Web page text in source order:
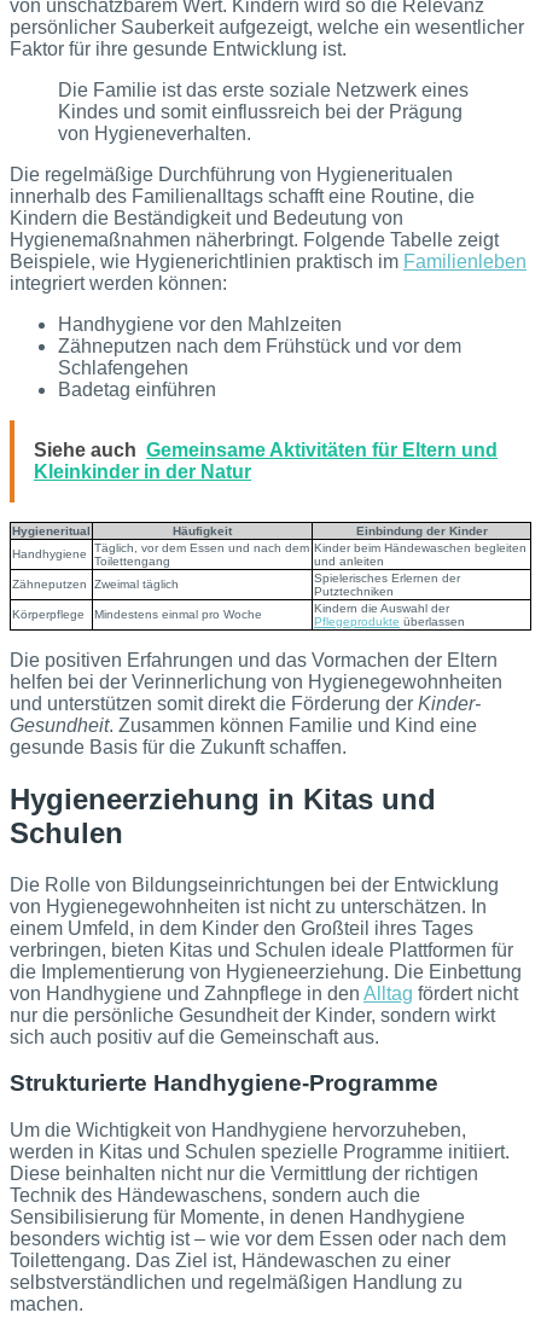
von unschätzbarem Wert. Kindern wird so die Relevanz
persönlicher Sauberkeit aufgezeigt, welche ein wesentlicher
Faktor für ihre gesunde Entwicklung ist.
Die Familie ist das erste soziale Netzwerk eines
Kindes und somit einflussreich bei der Prägung
von Hygieneverhalten.
Die regelmäßige Durchführung von Hygieneritualen
innerhalb des Familienalltags schafft eine Routine, die
Kindern die Beständigkeit und Bedeutung von
Hygienemaßnahmen näherbringt. Folgende Tabelle zeigt
Beispiele, wie Hygienerichtlinien praktisch im Familienleben
integriert werden können:
Handhygiene vor den Mahlzeiten
Zähneputzen nach dem Frühstück und vor dem
Schlafengehen
Badetag einführen
Siehe auch Gemeinsame Aktivitäten für Eltern und
Kleinkinder in der Natur
Hygieneritual Häufigkeit
Einbindung der Kinder
Handhygiene
Täglich, vor dem Essen und nach dem
Toilettengang
Kinder beim Händewaschen begleiten
und anleiten
Zähneputzen
Zweimal täglich
Spielerisches Erlernen der
Putztechniken
Körperpflege
Mindestens einmal pro Woche
Kindern die Auswahl der
Pflegeprodukte überlassen
Die positiven Erfahrungen und das Vormachen der Eltern
helfen bei der Verinnerlichung von Hygienegewohnheiten
und unterstützen somit direkt die Förderung der Kinder-
Gesundheit. Zusammen können Familie und Kind eine
gesunde Basis für die Zukunft schaffen.
Hygieneerziehung in Kitas und
Schulen
Die Rolle von Bildungseinrichtungen bei der Entwicklung
von Hygienegewohnheiten ist nicht zu unterschätzen. In
einem Umfeld, in dem Kinder den Großteil ihres Tages
verbringen, bieten Kitas und Schulen ideale Plattformen für
die Implementierung von Hygieneerziehung. Die Einbettung
von Handhygiene und Zahnpflege in den Alltag fördert nicht
nur die persönliche Gesundheit der Kinder, sondern wirkt
sich auch positiv auf die Gemeinschaft aus.
Strukturierte Handhygiene-Programme
Um die Wichtigkeit von Handhygiene hervorzuheben,
werden in Kitas und Schulen spezielle Programme initiiert.
Diese beinhalten nicht nur die Vermittlung der richtigen
Technik des Händewaschens, sondern auch die
Sensibilisierung für Momente, in denen Handhygiene
besonders wichtig ist – wie vor dem Essen oder nach dem
Toilettengang. Das Ziel ist, Händewaschen zu einer
selbstverständlichen und regelmäßigen Handlung zu
machen.